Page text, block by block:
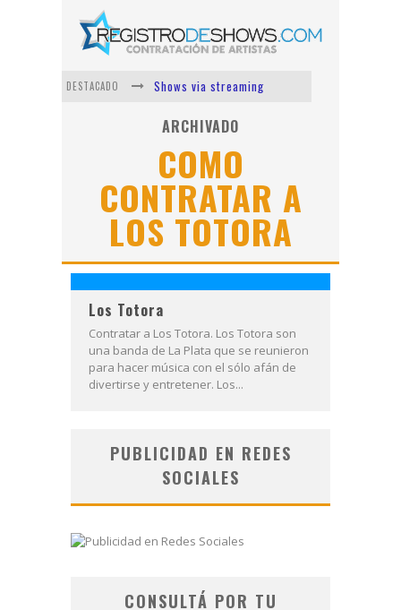
DESTACADO
Shows via streaming
Lit Killah
Nicki Nicole
Duki
Vi Em
Los Ángeles Azules
ARCHIVADO
COMO
CONTRATAR A
LOS TOTORA
Los Totora
Contratar a Los Totora. Los Totora son
una banda de La Plata que se reunieron
para hacer música con el sólo afán de
divertirse y entretener. Los...
PUBLICIDAD EN REDES
SOCIALES
CONSULTÁ POR TU